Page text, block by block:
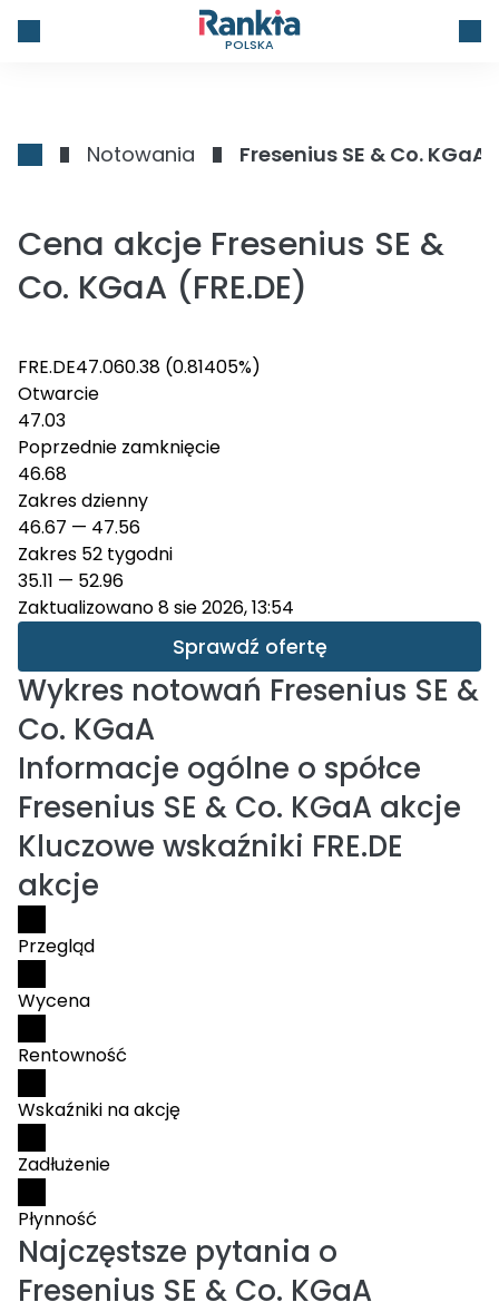
POLSKA
Notowania Fresenius SE & Co. KGaA
Cena akcje Fresenius SE &
Co. KGaA (FRE.DE)
FRE.DE47.060.38 (0.81405%)
Otwarcie
47.03
Poprzednie zamknięcie
46.68
Zakres dzienny
46.67 — 47.56
Zakres 52 tygodni
35.11 — 52.96
Zaktualizowano 8 sie 2026, 13:54
Sprawdź ofertę
Wykres notowań Fresenius SE &
Co. KGaA
Informacje ogólne o spółce
Fresenius SE & Co. KGaA akcje
Kluczowe wskaźniki FRE.DE
akcje
Przegląd
Wycena
Rentowność
Wskaźniki na akcję
Zadłużenie
Płynność
Najczęstsze pytania o
Fresenius SE & Co. KGaA